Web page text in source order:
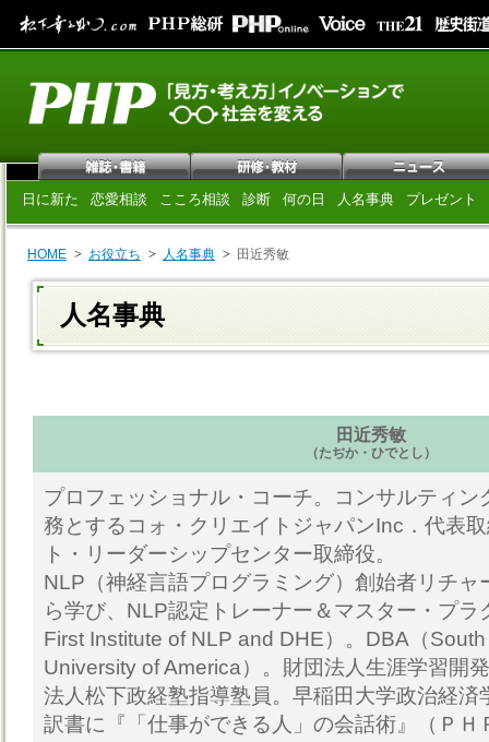
日に新た 恋愛相談 こころ相談 診断 何の日 人名事典 プレゼント
HOME お役立ち 人名事典 田近秀敏
人名事典
田近秀敏
（たぢか・ひでとし）
プロフェッショナル・コーチ。コンサルティン
務とするコォ・クリエイトジャパンInc．代表
ト・リーダーシップセンター取締役。
NLP（神経言語プログラミング）創始者リチャ
ら学び、NLP認定トレーナー＆マスター・プ
First Institute of NLP and DHE）。DBA（
University of America）。財団法人生涯学習開
法人松下政経塾指導塾員。早稲田大学政治経済
訳書に『「仕事ができる人」の会話術』（ＰＨ